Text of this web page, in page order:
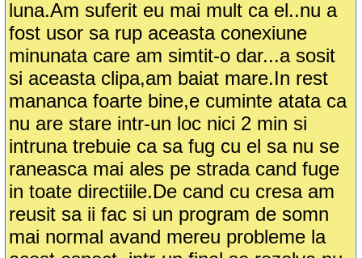
luna.Am suferit eu mai mult ca el..nu a
fost usor sa rup aceasta conexiune
minunata care am simtit-o dar...a sosit
si aceasta clipa,am baiat mare.In rest
mananca foarte bine,e cuminte atata ca
nu are stare intr-un loc nici 2 min si
intruna trebuie ca sa fug cu el sa nu se
raneasca mai ales pe strada cand fuge
in toate directiile.De cand cu cresa am
reusit sa ii fac si un program de somn
mai normal avand mereu probleme la